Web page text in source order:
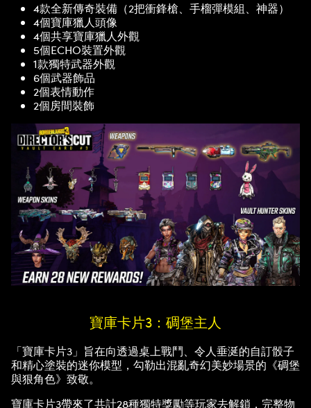
4款全新傳奇裝備（2把衝鋒槍、手榴彈模組、神器）
4個寶庫獵人頭像
4個共享寶庫獵人外觀
5個ECHO裝置外觀
1款獨特武器外觀
6個武器飾品
2個表情動作
2個房間裝飾
寶庫卡片3：碉堡主人
「寶庫卡片3」旨在向透過桌上戰鬥、令人垂涎的自訂骰子
和精心塗裝的迷你模型，勾勒出混亂奇幻美妙場景的《碉堡
與狠角色》致敬。
寶庫卡片3帶來了共計28種獨特獎勵等玩家去解鎖，完整物